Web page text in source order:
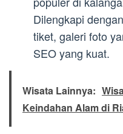
Dilengkapi
tiket, galeri foto
SEO yang kuat.
Wisata Lainnya:
Keindahan Alam di